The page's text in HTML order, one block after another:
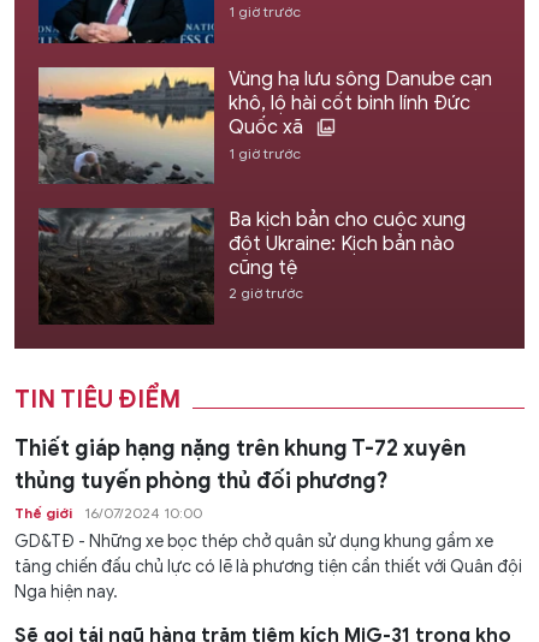
1 giờ trước
Vùng hạ lưu sông Danube cạn
khô, lộ hài cốt binh lính Đức
Quốc xã
1 giờ trước
Ba kịch bản cho cuộc xung
đột Ukraine: Kịch bản nào
cũng tệ
2 giờ trước
TIN TIÊU ĐIỂM
Thiết giáp hạng nặng trên khung T-72 xuyên
thủng tuyến phòng thủ đối phương?
Thế giới 16/07/2024 10:00
GD&TĐ - Những xe bọc thép chở quân sử dụng khung gầm xe
tăng chiến đấu chủ lực có lẽ là phương tiện cần thiết với Quân đội
Nga hiện nay.
Sẽ gọi tái ngũ hàng trăm tiêm kích MiG-31 trong kho